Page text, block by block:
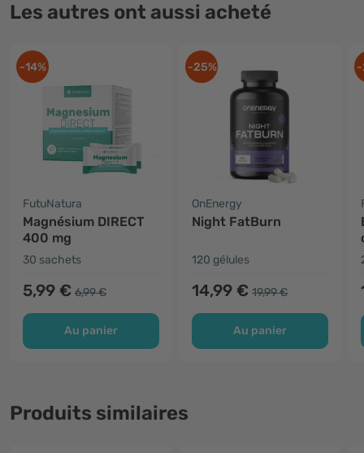
Les autres ont aussi acheté
-14%
FutuNatura
Magnésium DIRECT
400 mg
30 sachets
5,99 € 6,99 €
Au panier
-25%
OnEnergy
Night FatBurn
120 gélules
14,99 € 19,99 €
Au panier
-
Produits similaires